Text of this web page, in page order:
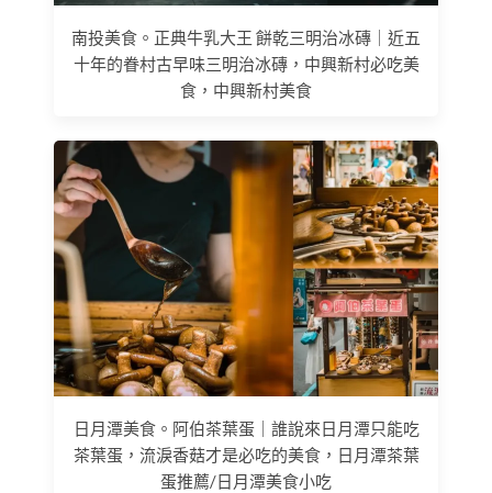
南投美食。正典牛乳大王 餅乾三明治冰磚｜近五
十年的眷村古早味三明治冰磚，中興新村必吃美
食，中興新村美食
日月潭美食。阿伯茶葉蛋｜誰說來日月潭只能吃
茶葉蛋，流淚香菇才是必吃的美食，日月潭茶葉
蛋推薦/日月潭美食小吃